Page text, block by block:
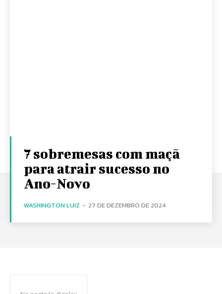
7 sobremesas com maçã
para atrair sucesso no
Ano-Novo
WASHINGTON LUIZ - 27 DE DEZEMBRO DE 2024